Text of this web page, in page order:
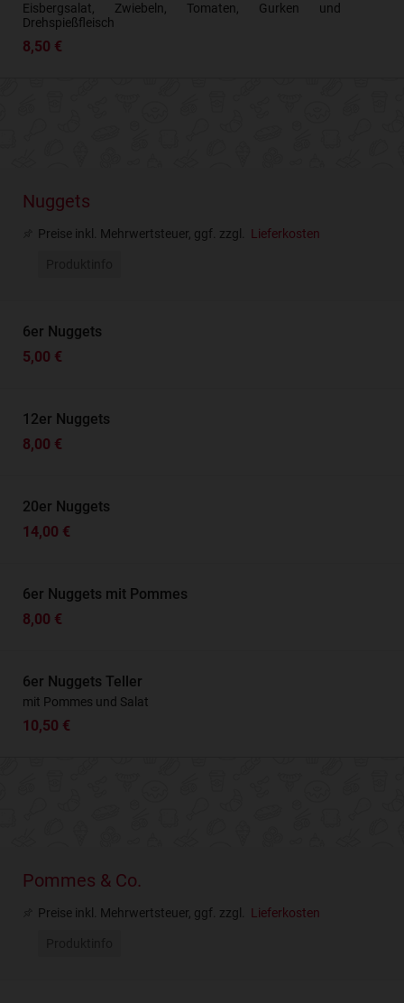
Eisbergsalat, Zwiebeln, Tomaten, Gurken und
Drehspießfleisch
8,50 €
Nuggets
Preise inkl. Mehrwertsteuer, ggf. zzgl. Lieferkosten
6er Nuggets
5,00 €
12er Nuggets
8,00 €
20er Nuggets
14,00 €
6er Nuggets mit Pommes
8,00 €
6er Nuggets Teller
mit Pommes und Salat
10,50 €
Pommes & Co.
Preise inkl. Mehrwertsteuer, ggf. zzgl. Lieferkosten